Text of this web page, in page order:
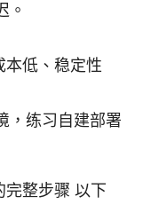
。
本低、稳定性
，练习自建部署
完整步骤 以下